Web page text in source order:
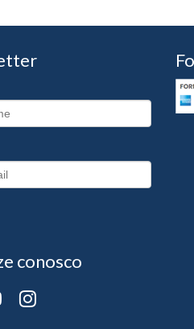
conosco